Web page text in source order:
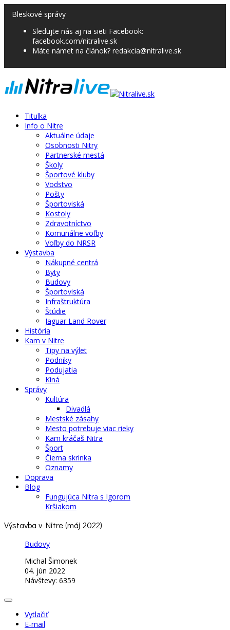
Bleskové správy
Sledujte nás aj na sieti Facebook:
facebook.com/nitralive.sk
Máte námet na článok? redakcia@nitralive.sk
Titulka
Info o Nitre
Aktuálne údaje
Osobnosti Nitry
Partnerské mestá
Školy
Športové kluby
Vodstvo
Pošty
Športoviská
Kostoly
Zdravotníctvo
Komunálne voľby
Voľby do NRSR
Výstavba
Nákupné centrá
Byty
Budovy
Športoviská
Infraštruktúra
Štúdie
Jaguar Land Rover
História
Kam v Nitre
Tipy na výlet
Podniky
Podujatia
Kiná
Správy
Kultúra
Divadlá
Mestské zásahy
Mesto potrebuje viac rieky
Kam kráčaš Nitra
Šport
Čierna skrinka
Oznamy
Doprava
Blog
Fungujúca Nitra s Igorom
Kršiakom
Výstavba v Nitre (máj 2022)
Budovy
Michal Šimonek
04. jún 2022
Návštevy: 6359
Vytlačiť
E-mail